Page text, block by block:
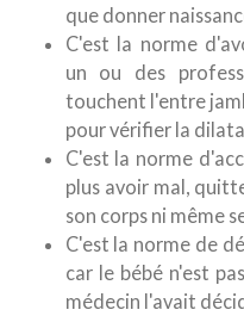
que donner
C'est la norme
un ou des
touchent l'entre
pour vérifier la
C'est la norme
plus avoir mal,
son corps ni même
C'est la norme de
car le bébé n'est
médecin l'avait